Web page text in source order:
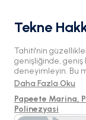
Tekne
Tahiti'nin
genişliğinde, geniş
deneyimleyin. Bu
bir düzen sunarak
hizmet seçin,
macerası vaat
Daha Fazla Oku
Papeete Marina,
Polinezyasi